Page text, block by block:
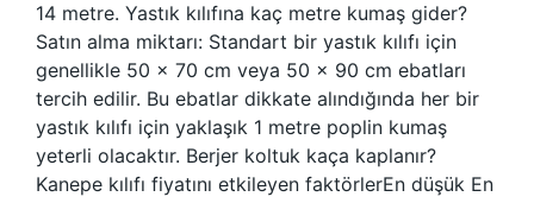
14 metre. Yastık kılıfına kaç metre kumaş gider?
Satın alma miktarı: Standart bir yastık kılıfı için
genellikle 50 x 70 cm veya 50 x 90 cm ebatları
tercih edilir. Bu ebatlar dikkate alındığında her bir
yastık kılıfı için yaklaşık 1 metre poplin kumaş
yeterli olacaktır. Berjer koltuk kaça kaplanır?
Kanepe kılıfı fiyatını etkileyen faktörlerEn düşük En